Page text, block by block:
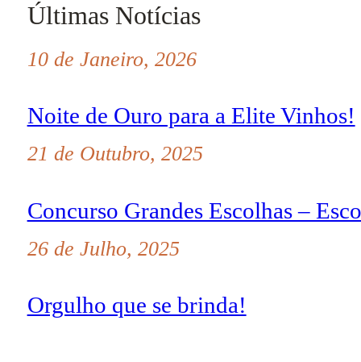
Últimas Notícias
10 de Janeiro, 2026
Noite de Ouro para a Elite Vinhos!
21 de Outubro, 2025
Concurso Grandes Escolhas –
26 de Julho, 2025
Orgulho que se brinda!